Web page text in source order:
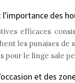
des
efficaces
les punaises
pour le linge sale
et des